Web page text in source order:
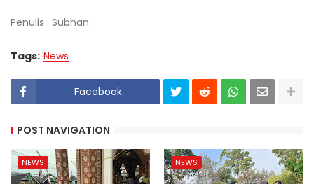
‎Penulis : Subhan
Tags: News
Facebook
POST NAVIGATION
NEWS NEWS